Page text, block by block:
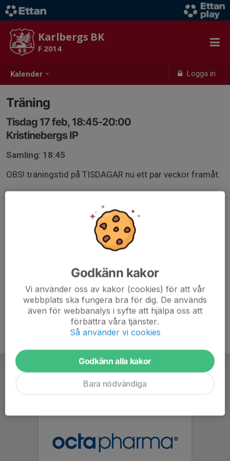
Kalender Logga in
Karlbergs BK
F 2014
Träning
Tisdag 17 feb, 18:45-20:00
Kristinebergs IP
Samling: 18:45
OBS! träningstid på TISDAGAR nu ett par veckor framåt.
Krillan). Snöröjd och uppvärmd träningsyta
Kläder efter väder, klä er varmt om väderleken kräver
det. Fingervantar/fingerhandskar på händerna.
Ombytta och klara vid samling. Glöm ej boll!
Godkänn kakor
Vi använder oss av kakor (cookies) för att vår
webbplats ska fungera bra för dig. De används
även för webbanalys i syfte att hjälpa oss att
förbättra våra tjänster.
Så använder vi cookies
Godkänn alla kakor
Bara nödvändiga